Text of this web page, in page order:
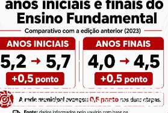
DO IDEB 2025 MOSTRA
AVANÇO IMPORTANTE DA REDE